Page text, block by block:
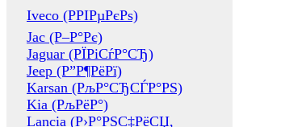
Iveco (РРІРµРєРѕ)
Jac (Р–Р°Рє)
Jaguar (РЇРіСѓР°СЂ)
Jeep (Р”Р¶РёРї)
Karsan (РљР°СЂСЃР°РЅ)
Kia (РљРёР°)
Lancia (Р›Р°РЅС‡РёСЏ,